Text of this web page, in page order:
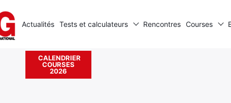
Actualités Tests et calculateurs Rencontres Courses
CALENDRIER
COURSES
2026
Rechercher